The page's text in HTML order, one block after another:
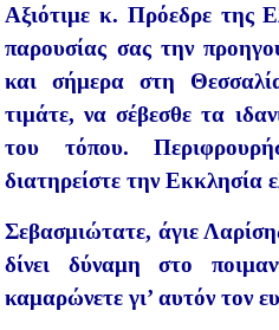
Αξιότιμε κ. Πρόεδρε της
παρουσίας σας την
και σήμερα στη
τιμάτε, να σέβεσθε τα
του τόπου.
διατηρείστε την Εκκλησία
Σεβασμιώτατε, άγιε
δίνει δύναμη στο
καμαρώνετε γι’ αυτόν τον